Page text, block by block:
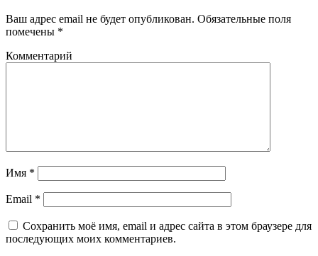
Ваш адрес email не будет опубликован. Обязательные поля
помечены *
Комментарий
Имя *
Email *
Сохранить моё имя, email и адрес сайта в этом браузере для
последующих моих комментариев.